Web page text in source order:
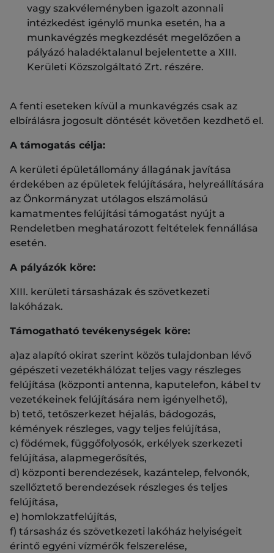
vagy szakvéleményben igazolt azonnali
intézkedést igénylő munka esetén, ha a
munkavégzés megkezdését megelőzően a
pályázó haladéktalanul bejelentette a XIII.
Kerületi Közszolgáltató Zrt. részére.
A fenti eseteken kívül a munkavégzés csak az
elbírálásra jogosult döntését követően kezdhető el.
A támogatás célja:
A kerületi épületállomány állagának javítása
érdekében az épületek felújítására, helyreállítására
az Önkormányzat utólagos elszámolású
kamatmentes felújítási támogatást nyújt a
Rendeletben meghatározott feltételek fennállása
esetén.
A pályázók köre:
XIII. kerületi társasházak és szövetkezeti
lakóházak.
Támogatható tevékenységek köre:
a)az alapító okirat szerint közös tulajdonban lévő
gépészeti vezetékhálózat teljes vagy részleges
felújítása (központi antenna, kaputelefon, kábel tv
vezetékeinek felújítására nem igényelhető),
b) tető, tetőszerkezet héjalás, bádogozás,
kémények részleges, vagy teljes felújítása,
c) födémek, függőfolyosók, erkélyek szerkezeti
felújítása, alapmegerősítés,
d) központi berendezések, kazántelep, felvonók,
szellőztető berendezések részleges és teljes
felújítása,
e) homlokzatfelújítás,
f) társasház és szövetkezeti lakóház helyiségeit
érintő egyéni vízmérők felszerelése,